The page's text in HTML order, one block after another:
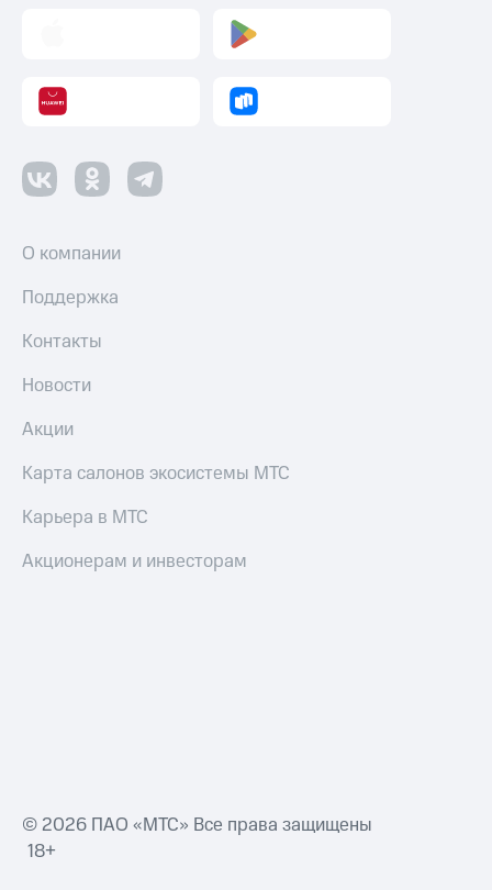
О компании
Поддержка
Контакты
Новости
Акции
Карта салонов экосистемы МТС
Карьера в МТС
Акционерам и инвесторам
© 2026 ПАО «МТС» Все права защищены
18+